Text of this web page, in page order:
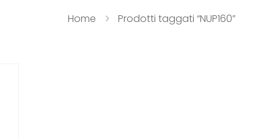
Home Prodotti taggati “NUP160”